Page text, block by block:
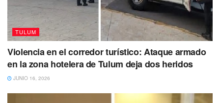
TULUM
Violencia en el corredor turístico: Ataque armado
en la zona hotelera de Tulum deja dos heridos
JUNIO 16, 2026